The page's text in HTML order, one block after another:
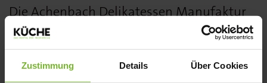
Zustimmung Details Über Cookies
Die Achenbach Delikatessen Manufaktur
wurde 1954 gegründet. In dem
Familienunternehmen werden alle
Produkte mit viel Liebe zum Detail